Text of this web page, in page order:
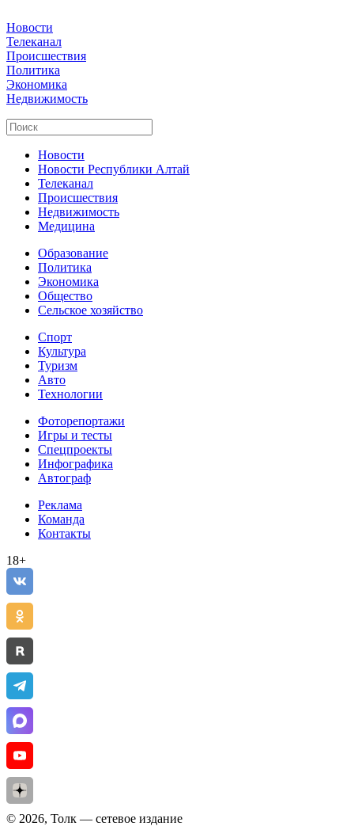
Новости
Телеканал
Происшествия
Политика
Экономика
Недвижимость
Новости
Новости Республики Алтай
Телеканал
Происшествия
Недвижимость
Медицина
Образование
Политика
Экономика
Общество
Сельское хозяйство
Спорт
Культура
Туризм
Авто
Технологии
Фоторепортажи
Игры и тесты
Спецпроекты
Инфографика
Автограф
Реклама
Команда
Контакты
18+
© 2026, Толк — сетевое издание